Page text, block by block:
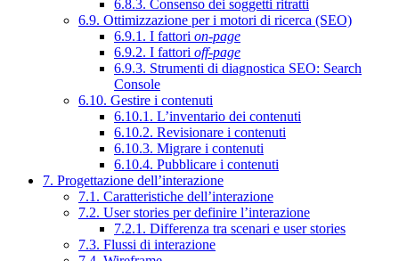
6.8.3. Consenso dei soggetti ritratti
6.9. Ottimizzazione per i motori di ricerca (SEO)
6.9.1. I fattori on-page
6.9.2. I fattori off-page
6.9.3. Strumenti di diagnostica SEO: Search
Console
6.10. Gestire i contenuti
6.10.1. L’inventario dei contenuti
6.10.2. Revisionare i contenuti
6.10.3. Migrare i contenuti
6.10.4. Pubblicare i contenuti
7. Progettazione dell’interazione
7.1. Caratteristiche dell’interazione
7.2. User stories per definire l’interazione
7.2.1. Differenza tra scenari e user stories
7.3. Flussi di interazione